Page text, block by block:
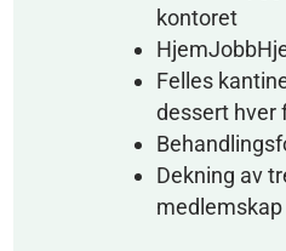
kontoret
Felles
dessert hver
Dekning av
medlemskap